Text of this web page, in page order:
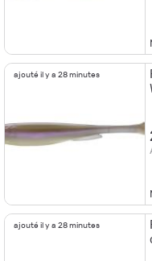
ajouté il y a 28 minutes
ajouté il y a 28 minutes